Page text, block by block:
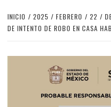
INICIO 2025 FEBRERO 22
DE INTENTO DE ROBO EN CASA